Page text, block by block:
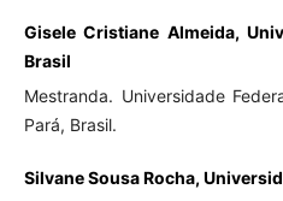
Gisele Cristiane Almeida,
Brasil
Mestranda. Universidade
Pará, Brasil.
Silvane Sousa Rocha,